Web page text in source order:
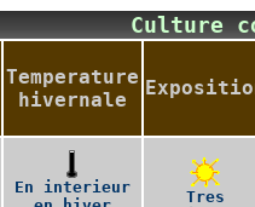
Culture
Temperature
hivernale
En interieur
Tres